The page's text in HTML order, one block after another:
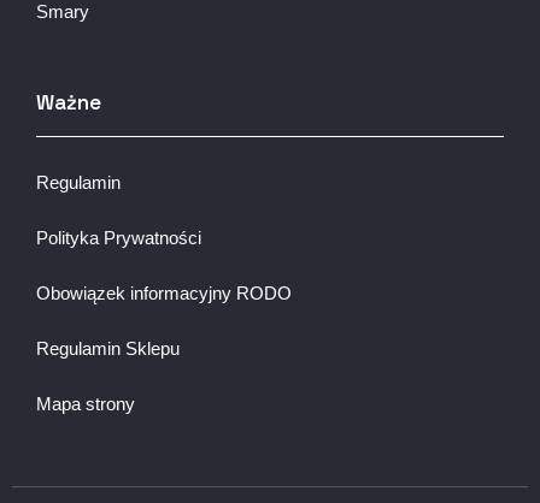
Smary
Ważne
Regulamin
Polityka Prywatności
Obowiązek informacyjny RODO
Regulamin Sklepu
Mapa strony